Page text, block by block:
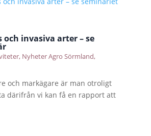
och invasiva arter – se
, Nyheter Agro Sörmland,
och markägare är man otroligt
därifrån vi kan få en rapport att